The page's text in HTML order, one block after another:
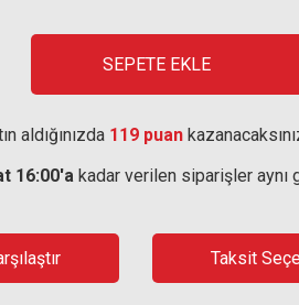
SEPETE EKLE
aldığınızda 119 puan
16:00'a kadar verilen siparişler aynı
Taksit